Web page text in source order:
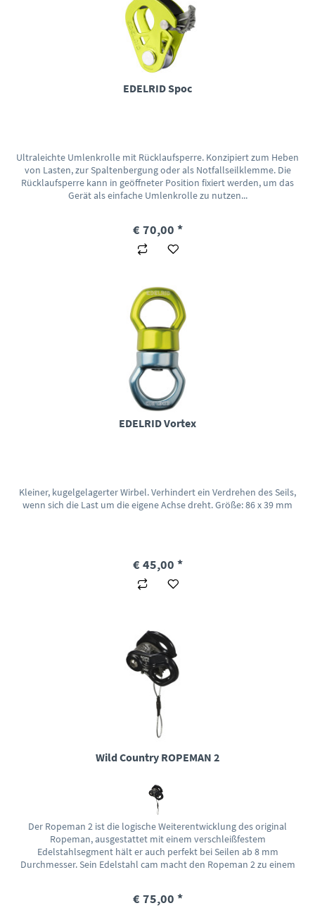
EDELRID Spoc
Ultraleichte Umlenkrolle mit Rücklaufsperre. Konzipiert zum Heben
von Lasten, zur Spaltenbergung oder als Notfallseilklemme. Die
Rücklaufsperre kann in geöffneter Position fixiert werden, um das
Gerät als einfache Umlenkrolle zu nutzen...
€ 70,00 *
EDELRID Vortex
Kleiner, kugelgelagerter Wirbel. Verhindert ein Verdrehen des Seils,
wenn sich die Last um die eigene Achse dreht. Größe: 86 x 39 mm
€ 45,00 *
Wild Country ROPEMAN 2
Der Ropeman 2 ist die logische Weiterentwicklung des original
Ropeman, ausgestattet mit einem verschleißfestem
Edelstahlsegment hält er auch perfekt bei Seilen ab 8 mm
Durchmesser. Sein Edelstahl cam macht den Ropeman 2 zu einem
€ 75,00 *